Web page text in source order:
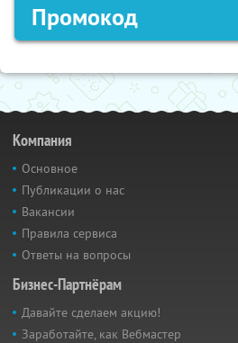
Промокод
Компания
Основное
Публикации о нас
Вакансии
Правила сервиса
Ответы на вопросы
Бизнес-Партнёрам
Давайте сделаем акцию!
Заработайте, как Вебмастер